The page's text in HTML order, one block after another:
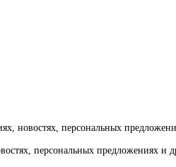
новостях, персональных
персональных предложениях и